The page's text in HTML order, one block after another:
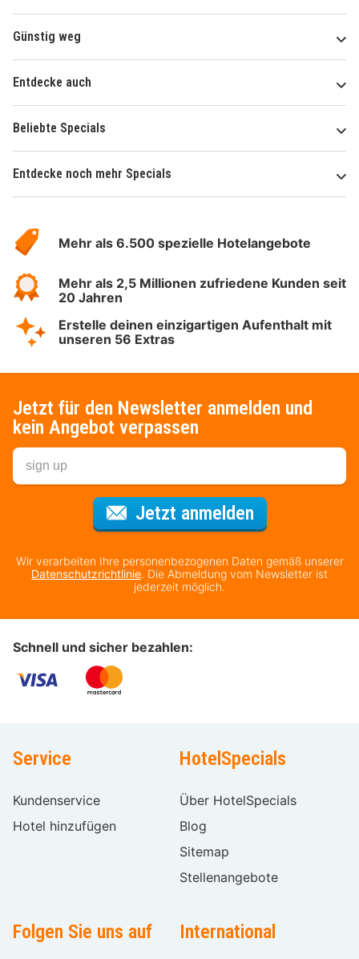
Günstig weg
Entdecke auch
Beliebte Specials
Entdecke noch mehr Specials
Hotelspecials
Mehr als 6.500 spezielle Hotelangebote
Mehr als 2,5 Millionen zufriedene Kunden seit
20 Jahren
Erstelle deinen einzigartigen Aufenthalt mit
unseren 56 Extras
Jetzt für den Newsletter anmelden und
kein Angebot verpassen
Jetzt anmeldenFür den
Wir verarbeiten Ihre personenbezogenen Daten gemäß unserer
Datenschutzrichtlinie. Die Abmeldung vom Newsletter ist
jederzeit möglich.
Schnell und sicher bezahlen:
Service
Kundenservice
Hotel hinzufügen
HotelSpecials
Über HotelSpecials
Blog
Sitemap
Stellenangebote
Folgen Sie uns auf International